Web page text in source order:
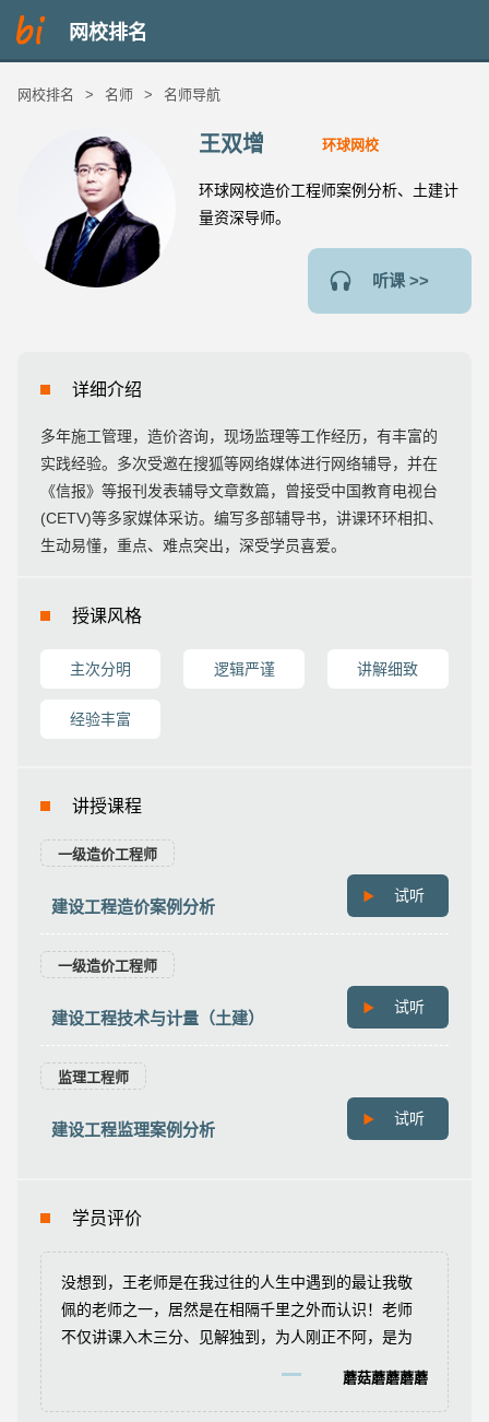
网校排名
网校排名 > 名师 > 名师导航
王双增 环球网校
环球网校造价工程师案例分析、土建计
量资深导师。
听课 >>
详细介绍
多年施工管理，造价咨询，现场监理等工作经历，有丰富的
实践经验。多次受邀在搜狐等网络媒体进行网络辅导，并在
《信报》等报刊发表辅导文章数篇，曾接受中国教育电视台
(CETV)等多家媒体采访。编写多部辅导书，讲课环环相扣、
生动易懂，重点、难点突出，深受学员喜爱。
授课风格
主次分明 逻辑严谨 讲解细致
经验丰富
讲授课程
一级造价工程师
建设工程造价案例分析
试听
一级造价工程师
建设工程技术与计量（土建）
试听
监理工程师
建设工程监理案例分析
试听
学员评价
没想到，王老师是在我过往的人生中遇到的最让我敬
佩的老师之一，居然是在相隔千里之外而认识！老师
不仅讲课入木三分、见解独到，为人刚正不阿，是为
蘑菇蘑蘑蘑蘑